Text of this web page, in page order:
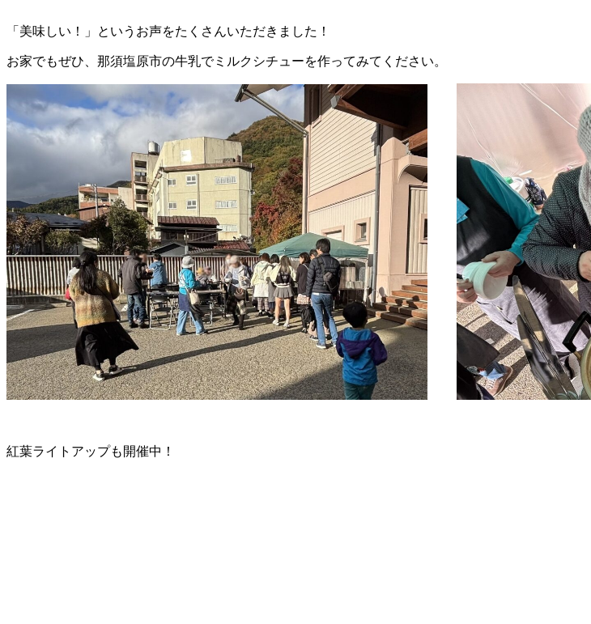
「美味しい！」というお声をたくさんいただきました！
お家でもぜひ、那須塩原市の牛乳でミルクシチューを作ってみてください。
紅葉ライトアップも開催中！